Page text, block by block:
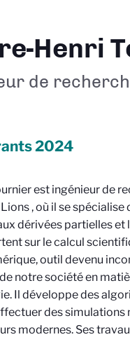
Henri
de
2024
est ingénieur de
, où il se
dérivées partielles et
sur le calcul
outil devenu
notre société en
Il développe des
des simulations
modernes. Ses